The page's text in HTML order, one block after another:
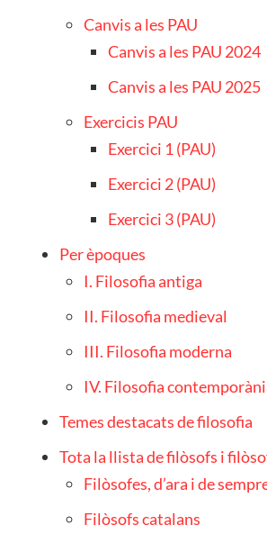
Canvis a les PAU
Canvis a les PAU 2024
Canvis a les PAU 2025
Exercicis PAU
Exercici 1 (PAU)
Exercici 2 (PAU)
Exercici 3 (PAU)
Per èpoques
I. Filosofia antiga
II. Filosofia medieval
III. Filosofia moderna
IV. Filosofia
Temes destacats de filosofia
Tota la llista de filòsofs i
Filòsofes, d’ara i de
Filòsofs catalans